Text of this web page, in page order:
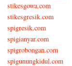
stikesgowa.com
stikesgresik.com
spigresik.com
spigianyar.com
spigrobongan.com
spigunungkidul.com